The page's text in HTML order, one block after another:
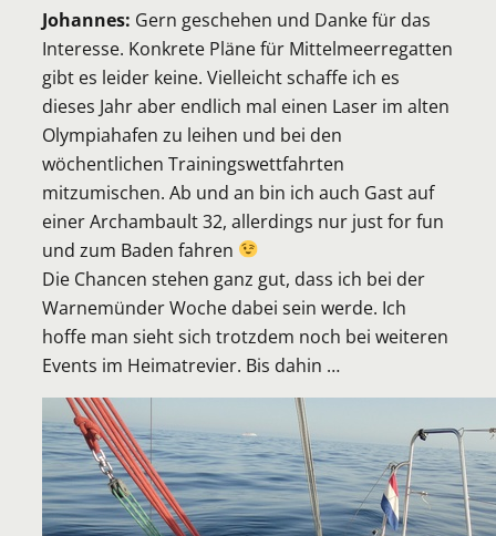
Johannes: Gern geschehen und Danke für das
Interesse. Konkrete Pläne für Mittelmeerregatten
gibt es leider keine. Vielleicht schaffe ich es
dieses Jahr aber endlich mal einen Laser im alten
Olympiahafen zu leihen und bei den
wöchentlichen Trainingswettfahrten
mitzumischen. Ab und an bin ich auch Gast auf
einer Archambault 32, allerdings nur just for fun
und zum Baden fahren
Die Chancen stehen ganz gut, dass ich bei der
Warnemünder Woche dabei sein werde. Ich
hoffe man sieht sich trotzdem noch bei weiteren
Events im Heimatrevier. Bis dahin …